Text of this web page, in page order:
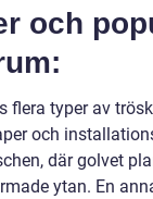
och
flera typer av
och
där golvet
ytan. En